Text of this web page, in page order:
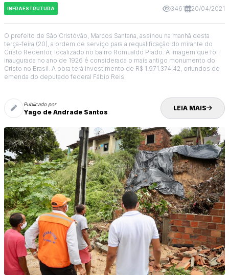
INFRAESTRUTURA 3461 20/04/2021
O prefeito de São Cristóvão, Marcos Santana, assinou na manhã desta
terça-feira (20), a ordem de serviço para a requalificação do mirante do
Cristo Redentor, localizado no bairro Romualdo Prado. A imagem que foi
inaugurada no ano de 1926 é considerada o mais antigo monumento do
Cristo no Brasil. A obra terá investimento de R$ 1.971.374,42, oriundos de
emenda do deputado federal Fábio Reis.
Publicado por
Yago de Andrade Santos LEIA MAIS